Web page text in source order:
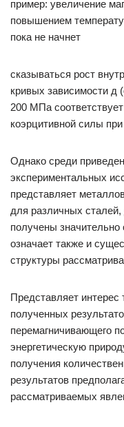
пример: увеличение
повышением
пока не начнет
сказываться рост
кривых зависимости д
200 МПа
коэрцитивной силы
Однако среди
экспериментальных
представляет
для различных
получены
означает также и
структуры
Представляет интерес
полученных
перемагничивающего
энергетическую
получения
результатов
рассматриваемых